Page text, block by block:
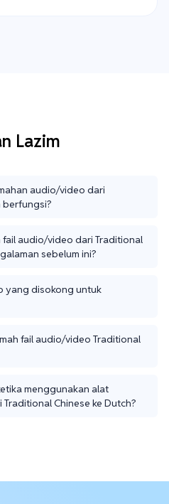
Lazim
audio/video dari
berfungsi?
audio/video dari Traditional
sebelum ini?
yang disokong untuk
fail audio/video Traditional
menggunakan alat
Chinese ke Dutch?